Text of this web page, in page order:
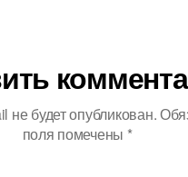
не будет опубликован.
поля помечены *